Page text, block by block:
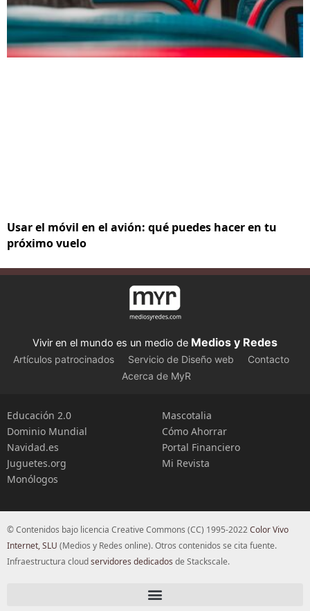
Usar el móvil en el avión: qué puedes hacer en tu
próximo vuelo
Vivir en el mundo es un medio de Medios y Redes
Artículos patrocinados Servicio de Diseño web
Contacto
Acerca de MyR
Educación 2.0
Dominio Mundial
Navidad.es
Juguetes.org
Monólogos
Mascotalia
Cómo Ahorrar
Portal Financiero
Mi Revista
© Contenidos bajo licencia Creative Commons (CC) 1995-2022Color Vivo
Internet, SLU (Medios y Redes online). Otros contenidos se cita fuente.
Infraestructura cloudservidores dedicados de Stackscale.